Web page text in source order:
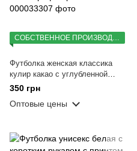
Футболка женская классика
кулир какао с углубленной
горловиной с принтом
Chamomile шелкография р. XL
350 грн
Оптовые цены